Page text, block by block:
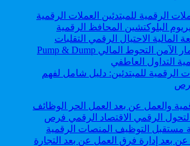
الرقمية للمبتدئين: دليل شامل لفهم